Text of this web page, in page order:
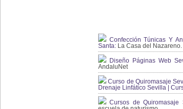
Confección Túnicas Y
Santa: La Casa del Nazareno.
Diseño Páginas Web
AndaluNet
Curso de Quiromasaje
Drenaje Linfático Sevilla |
Cursos de Quiromasaje